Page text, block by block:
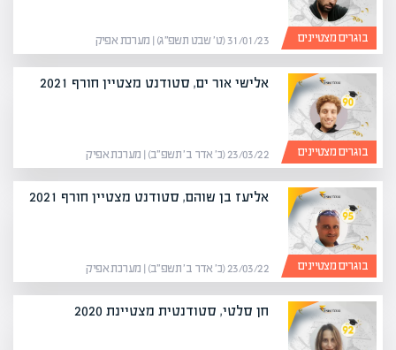
בוגרים מצטיינים 31/01/23 (ט׳ שבט תשפ״ג) | מערכת אפיק
בוגרים מצטיינים
אלישי אור ים, סטודנט מצטיין חורף 2021
23/03/22 (כ׳ אדר ב׳ תשפ״ב) | מערכת אפיק
בוגרים מצטיינים
אליעז בן שוהם, סטודנט מצטיין חורף 2021
23/03/22 (כ׳ אדר ב׳ תשפ״ב) | מערכת אפיק
חן סלטי, סטודנטית מצטיינת 2020